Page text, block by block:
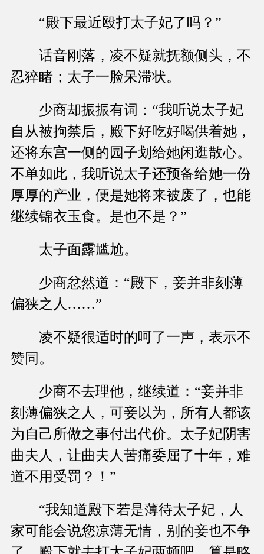
“殿下最近殴打太子妃了吗？”
话音刚落，凌不疑就抚额侧头，不
忍猝睹；太子一脸呆滞状。
少商却振振有词：“我听说太子妃
自从被拘禁后，殿下好吃好喝供着她，
还将东宫一侧的园子划给她闲逛散心。
不单如此，我听说太子还预备给她一份
厚厚的产业，便是她将来被废了，也能
继续锦衣玉食。是也不是？”
太子面露尴尬。
少商忿然道：“殿下，妾并非刻薄
偏狭之人……”
凌不疑很适时的呵了一声，表示不
赞同。
少商不去理他，继续道：“妾并非
刻薄偏狭之人，可妾以为，所有人都该
为自己所做之事付出代价。太子妃阴害
曲夫人，让曲夫人苦痛委屈了十年，难
道不用受罚？！”
“我知道殿下若是薄待太子妃，人
家可能会说您凉薄无情，别的妾也不争